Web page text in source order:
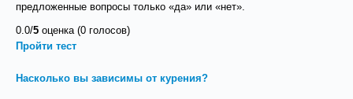
предложенные вопросы только «да» или «нет».
0.0/5 оценка (0 голосов)
Пройти тест
Насколько вы зависимы от курения?